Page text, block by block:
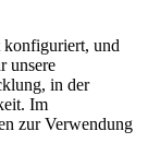
konfiguriert, und
unsere
in der
Im
zur Verwendung